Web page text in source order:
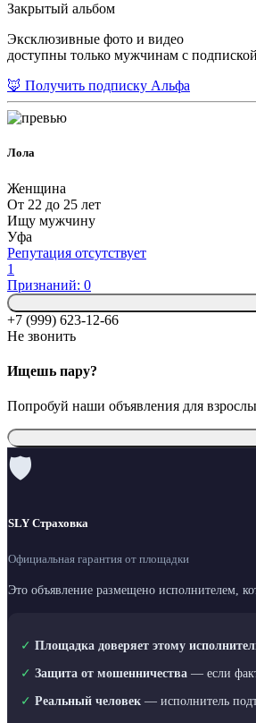
Закрытый альбом
Эксклюзивные фото и видео
доступны только мужчинам с
🦊 Получить подписку Альфа
Лола
Женщина
От 22 до 25 лет
Ищу мужчину
Уфа
Репутация отсутствует
1
Признаний: 0
+7 (999) 623-12-66
Не звонить
Ищешь пару?
Попробуй наши объявления для
🛡
SLY Страховка
Официальная гарантия от площадки
Это объявление размещено исполнителем,
✓ Площадка доверяет этому
✓ Защита от мошенничества — если
✓ Реальный человек — исполнитель